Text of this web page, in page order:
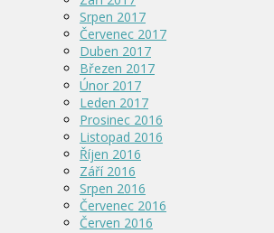
Srpen 2017
Červenec 2017
Duben 2017
Březen 2017
Únor 2017
Leden 2017
Prosinec 2016
Listopad 2016
Říjen 2016
Září 2016
Srpen 2016
Červenec 2016
Červen 2016